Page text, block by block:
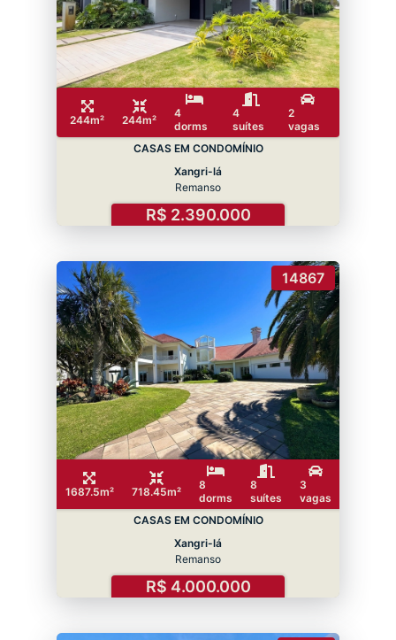
244m² 244m²
4
dorms
4
suítes
2
vagas
CASAS EM CONDOMÍNIO
Xangri-lá
Remanso
R$ 2.390.000
14867
1687.5m² 718.45m²
8
dorms
8
suítes
3
vagas
CASAS EM CONDOMÍNIO
Xangri-lá
Remanso
R$ 4.000.000